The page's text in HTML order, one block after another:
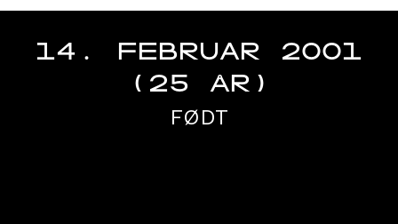
14. FEBRUAR 2001
(25 ÅR)
FØDT